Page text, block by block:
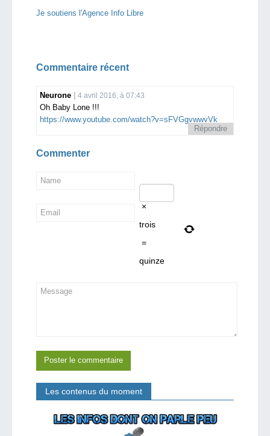
Je soutiens l'Agence Info Libre
Commentaire récent
Neurone 4 avril 2016, à 07:43
Oh Baby Lone !!!
https://www.youtube.com/watch?v=sFVGgvwwvVk
Répondre
Commenter
×
trois
=
quinze
Les contenus du moment